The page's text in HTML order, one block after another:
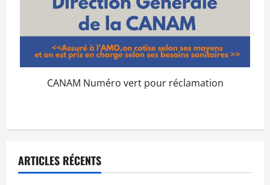
CANAM Numéro vert pour réclamation
ARTICLES RÉCENTS